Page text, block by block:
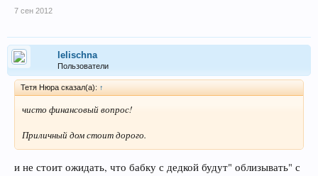
7 сен 2012
lelischna
Пользователи
Тетя Нюра сказал(а): ↑
чисто финансовый вопрос!
Приличный дом стоит дорого.
и не стоит ожидать, что бабку с дедкой будут" облизывать" с